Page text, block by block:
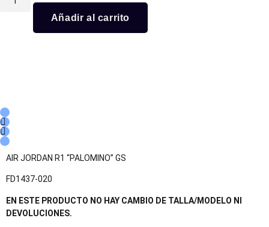
Añadir al carrito
AIR JORDAN R1 “PALOMINO” GS
FD1437-020
EN ESTE PRODUCTO NO HAY CAMBIO DE TALLA/MODELO NI
DEVOLUCIONES.